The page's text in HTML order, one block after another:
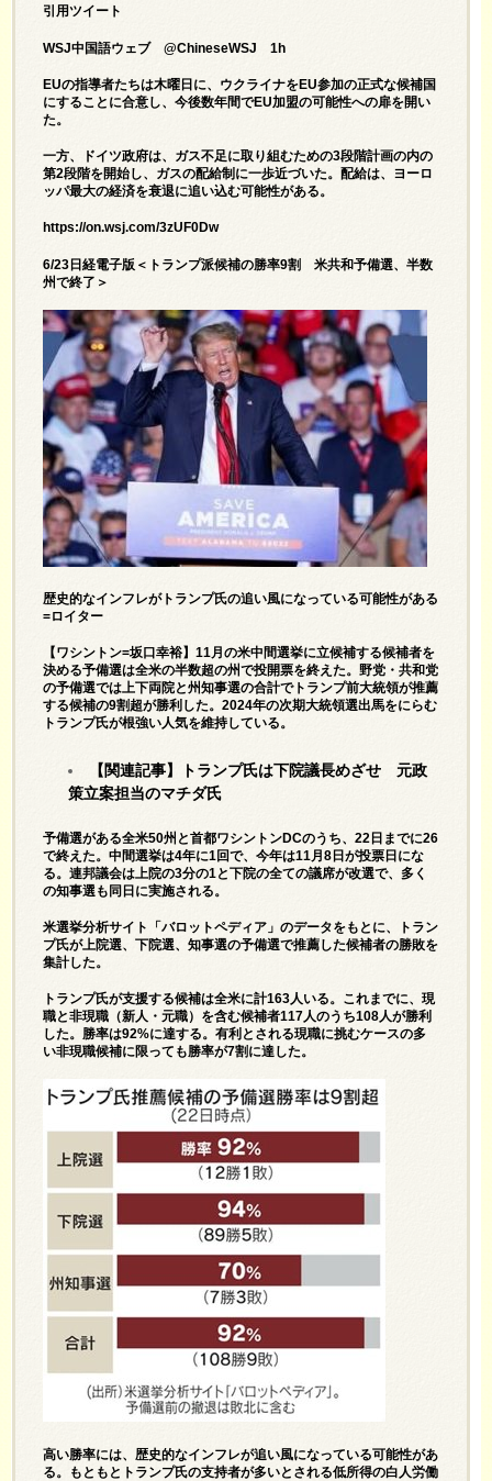
引用ツイート
WSJ中国語ウェブ @ChineseWSJ 1h
EUの指導者たちは木曜日に、ウクライナをEU参加の正式な候補国
にすることに合意し、今後数年間でEU加盟の可能性への扉を開い
た。
一方、ドイツ政府は、ガス不足に取り組むための3段階計画の内の
第2段階を開始し、ガスの配給制に一歩近づいた。配給は、ヨーロ
ッパ最大の経済を衰退に追い込む可能性がある。
https://on.wsj.com/3zUF0Dw
6/23日経電子版＜トランプ派候補の勝率9割 米共和予備選、半数
州で終了＞
歴史的なインフレがトランプ氏の追い風になっている可能性がある
=ロイター
【ワシントン=坂口幸裕】11月の米中間選挙に立候補する候補者を
決める予備選は全米の半数超の州で投開票を終えた。野党・共和党
の予備選では上下両院と州知事選の合計でトランプ前大統領が推薦
する候補の9割超が勝利した。2024年の次期大統領選出馬をにらむ
トランプ氏が根強い人気を維持している。
【関連記事】
トランプ氏は下院議長めざせ 元政
策立案担当のマチダ氏
予備選がある全米50州と首都ワシントンDCのうち、22日までに26
で終えた。中間選挙は4年に1回で、今年は11月8日が投票日にな
る。連邦議会は上院の3分の1と下院の全ての議席が改選で、多く
の知事選も同日に実施される。
米選挙分析サイト「バロットペディア」のデータをもとに、トラン
プ氏が上院選、下院選、知事選の予備選で推薦した候補者の勝敗を
集計した。
トランプ氏が支援する候補は全米に計163人いる。これまでに、現
職と非現職（新人・元職）を含む候補者117人のうち108人が勝利
した。勝率は92%に達する。有利とされる現職に挑むケースの多
い非現職候補に限っても勝率が7割に達した。
高い勝率には、歴史的なインフレが追い風になっている可能性があ
る。もともとトランプ氏の支持者が多いとされる低所得の白人労働